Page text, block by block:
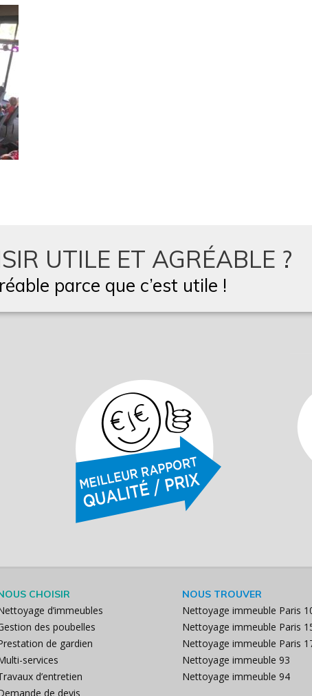
UTILE ET AGRÉABLE ?
parce que c’est utile !
CHOISIR
d’immeubles
des poubelles
de gardien
services
d’entretien
de devis
NOUS TROUVER
Nettoyage immeuble Paris
Nettoyage immeuble Paris
Nettoyage immeuble Paris
Nettoyage immeuble 93
Nettoyage immeuble 94